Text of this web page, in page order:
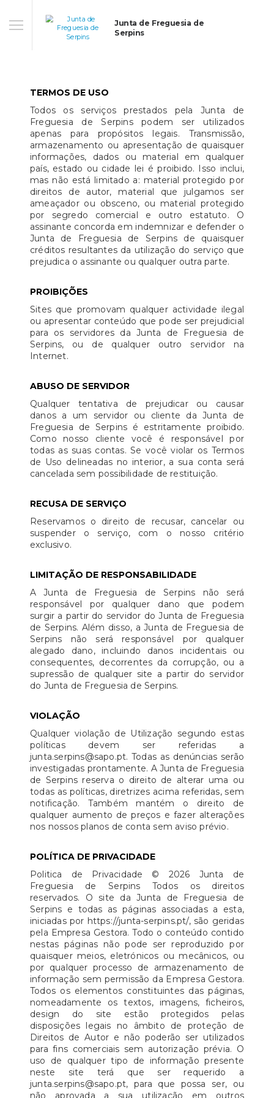
Junta de Freguesia de
Serpins
TERMOS DE USO
Todos os serviços prestados pela Junta de
Freguesia de Serpins podem ser utilizados
apenas para propósitos legais. Transmissão,
armazenamento ou apresentação de quaisquer
informações, dados ou material em qualquer
país, estado ou cidade lei é proibido. Isso inclui,
mas não está limitado a: material protegido por
direitos de autor, material que julgamos ser
ameaçador ou obsceno, ou material protegido
por segredo comercial e outro estatuto. O
assinante concorda em indemnizar e defender o
Junta de Freguesia de Serpins de quaisquer
créditos resultantes da utilização do serviço que
prejudica o assinante ou qualquer outra parte.
PROIBIÇÕES
Sites que promovam qualquer actividade ilegal
ou apresentar conteúdo que pode ser prejudicial
para os servidores da Junta de Freguesia de
Serpins, ou de qualquer outro servidor na
Internet.
ABUSO DE SERVIDOR
Qualquer tentativa de prejudicar ou causar
danos a um servidor ou cliente da Junta de
Freguesia de Serpins é estritamente proibido.
Como nosso cliente você é responsável por
todas as suas contas. Se você violar os Termos
de Uso delineadas no interior, a sua conta será
cancelada sem possibilidade de restituição.
RECUSA DE SERVIÇO
Reservamos o direito de recusar, cancelar ou
suspender o serviço, com o nosso critério
exclusivo.
LIMITAÇÃO DE RESPONSABILIDADE
A Junta de Freguesia de Serpins não será
responsável por qualquer dano que podem
surgir a partir do servidor do Junta de Freguesia
de Serpins. Além disso, a Junta de Freguesia de
Serpins não será responsável por qualquer
alegado dano, incluindo danos incidentais ou
consequentes, decorrentes da corrupção, ou a
supressão de qualquer site a partir do servidor
do Junta de Freguesia de Serpins.
VIOLAÇÃO
Qualquer violação de Utilização segundo estas
políticas devem ser referidas a
junta.serpins@sapo.pt. Todas as denúncias serão
investigadas prontamente. A Junta de Freguesia
de Serpins reserva o direito de alterar uma ou
todas as políticas, diretrizes acima referidas, sem
notificação. Também mantém o direito de
qualquer aumento de preços e fazer alterações
nos nossos planos de conta sem aviso prévio.
POLÍTICA DE PRIVACIDADE
Politica de Privacidade © 2026 Junta de
Freguesia de Serpins Todos os direitos
reservados. O site da Junta de Freguesia de
Serpins e todas as páginas associadas a esta,
iniciadas por https://junta-serpins.pt/, são geridas
pela Empresa Gestora. Todo o conteúdo contido
nestas páginas não pode ser reproduzido por
quaisquer meios, eletrónicos ou mecânicos, ou
por qualquer processo de armazenamento de
informação sem permissão da Empresa Gestora.
Todos os elementos constituintes das páginas,
nomeadamente os textos, imagens, ficheiros,
design do site estão protegidos pelas
disposições legais no âmbito de proteção de
Direitos de Autor e não poderão ser utilizados
para fins comerciais sem autorização prévia. O
uso de qualquer tipo de informação presente
neste site terá que ser requerido a
junta.serpins@sapo.pt, para que possa ser, ou
não aprovada a sua utilização em outros